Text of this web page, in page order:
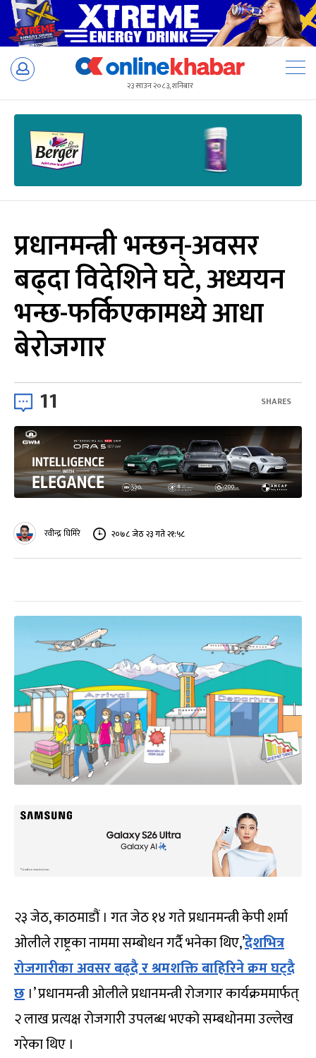
Skip
२३ साउन २०८३, शनिबार
प्रधानमन्त्री भन्छन्-अवसर
बढ्दा विदेशिने घटे, अध्ययन
भन्छ-फर्किएकामध्ये आधा
बेरोजगार
11 SHARES
रवीन्द्र घिमिरे २०७८ जेठ २३ गते २१:५८
२३ जेठ, काठमाडौं । गत जेठ १४ गते प्रधानमन्त्री केपी शर्मा
ओलीले राष्ट्रका नाममा सम्बोधन गर्दै भनेका थिए,’देशभित्र
रोजगारीका अवसर बढ्दै र श्रमशक्ति बाहिरिने क्रम घट्दै
छ ।’ प्रधानमन्त्री ओलीले प्रधानमन्त्री रोजगार कार्यक्रममार्फत्
२ लाख प्रत्यक्ष रोजगारी उपलब्ध भएको सम्बधोनमा उल्लेख
गरेका थिए ।